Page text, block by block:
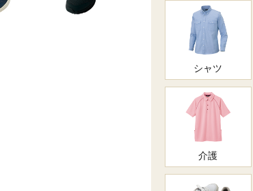
シャツ
介護